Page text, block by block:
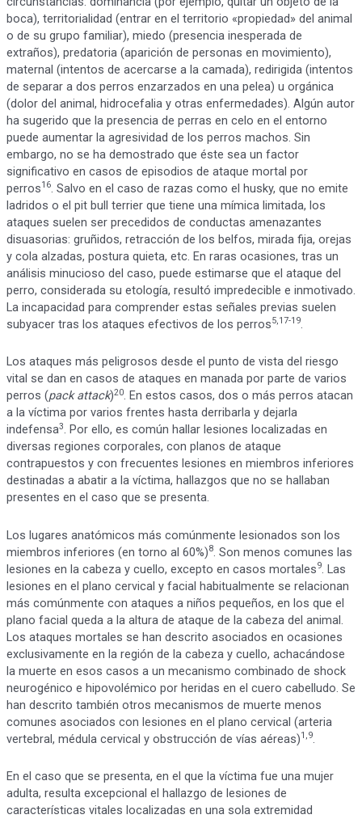
boca), territorialidad (entrar en el territorio «propiedad» del animal
o de su grupo familiar), miedo (presencia inesperada de
extraños), predatoria (aparición de personas en movimiento),
maternal (intentos de acercarse a la camada), redirigida (intentos
de separar a dos perros enzarzados en una pelea) u orgánica
(dolor del animal, hidrocefalia y otras enfermedades). Algún autor
ha sugerido que la presencia de perras en celo en el entorno
puede aumentar la agresividad de los perros machos. Sin
embargo, no se ha demostrado que éste sea un factor
significativo en casos de episodios de ataque mortal por
perros16. Salvo en el caso de razas como el husky, que no emite
ladridos o el pit bull terrier que tiene una mímica limitada, los
ataques suelen ser precedidos de conductas amenazantes
disuasorias: gruñidos, retracción de los belfos, mirada fija, orejas
y cola alzadas, postura quieta, etc. En raras ocasiones, tras un
análisis minucioso del caso, puede estimarse que el ataque del
perro, considerada su etología, resultó impredecible e inmotivado.
La incapacidad para comprender estas señales previas suelen
subyacer tras los ataques efectivos de los perros5,17-19.
Los ataques más peligrosos desde el punto de vista del riesgo
vital se dan en casos de ataques en manada por parte de varios
perros (pack attack)20. En estos casos, dos o más perros atacan
a la víctima por varios frentes hasta derribarla y dejarla
indefensa3. Por ello, es común hallar lesiones localizadas en
diversas regiones corporales, con planos de ataque
contrapuestos y con frecuentes lesiones en miembros inferiores
destinadas a abatir a la víctima, hallazgos que no se hallaban
presentes en el caso que se presenta.
Los lugares anatómicos más comúnmente lesionados son los
miembros inferiores (en torno al 60%)8. Son menos comunes las
lesiones en la cabeza y cuello, excepto en casos mortales9. Las
lesiones en el plano cervical y facial habitualmente se relacionan
más comúnmente con ataques a niños pequeños, en los que el
plano facial queda a la altura de ataque de la cabeza del animal.
Los ataques mortales se han descrito asociados en ocasiones
exclusivamente en la región de la cabeza y cuello, achacándose
la muerte en esos casos a un mecanismo combinado de shock
neurogénico e hipovolémico por heridas en el cuero cabelludo. Se
han descrito también otros mecanismos de muerte menos
comunes asociados con lesiones en el plano cervical (arteria
vertebral, médula cervical y obstrucción de vías aéreas)1,9.
En el caso que se presenta, en el que la víctima fue una mujer
adulta, resulta excepcional el hallazgo de lesiones de
características vitales localizadas en una sola extremidad